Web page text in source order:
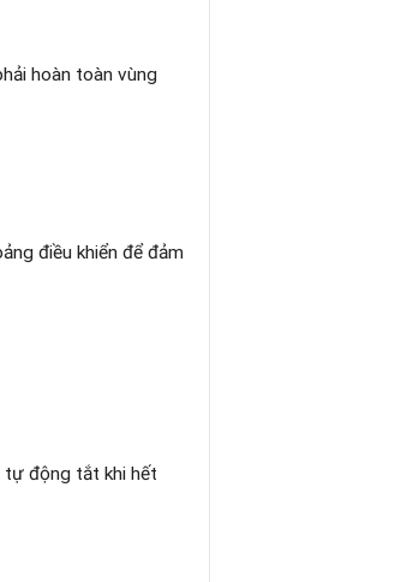
hoàn toàn vùng
điều khiển để đảm
tự động tắt khi hết